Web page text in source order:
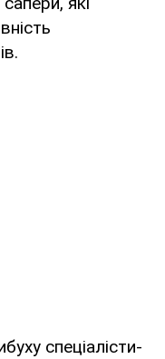
спеціалісти-